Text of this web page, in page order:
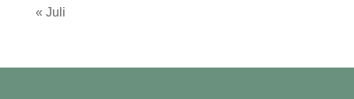
« Juli